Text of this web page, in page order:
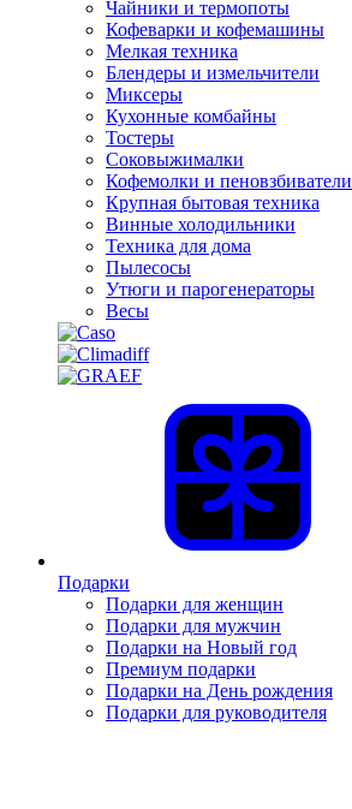
Чайники и термопоты
Кофеварки и кофемашины
Мелкая техника
Блендеры и измельчители
Миксеры
Кухонные комбайны
Тостеры
Соковыжималки
Кофемолки и пеновзбиватели
Крупная бытовая техника
Винные холодильники
Техника для дома
Пылесосы
Утюги и парогенераторы
Весы
Подарки
Подарки для женщин
Подарки для мужчин
Подарки на Новый год
Премиум подарки
Подарки на День рождения
Подарки для руководителя